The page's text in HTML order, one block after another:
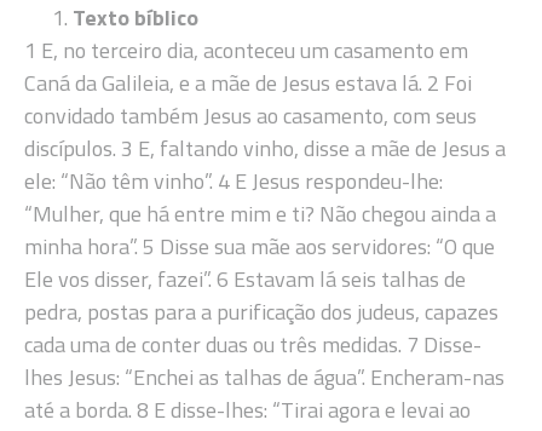
Texto bíblico
1 E, no terceiro dia, aconteceu um casamento em
Caná da Galileia, e a mãe de Jesus estava lá. 2 Foi
convidado também Jesus ao casamento, com seus
discípulos. 3 E, faltando vinho, disse a mãe de Jesus a
ele: “Não têm vinho”. 4 E Jesus respondeu-lhe:
“Mulher, que há entre mim e ti? Não chegou ainda a
minha hora”. 5 Disse sua mãe aos servidores: “O que
Ele vos disser, fazei”. 6 Estavam lá seis talhas de
pedra, postas para a purificação dos judeus, capazes
cada uma de conter duas ou três medidas. 7 Disse-
lhes Jesus: “Enchei as talhas de água”. Encheram-nas
até a borda. 8 E disse-lhes: “Tirai agora e levai ao